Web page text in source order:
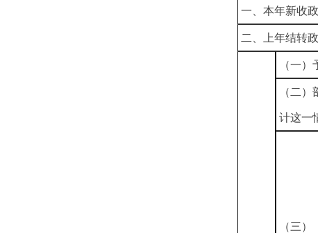
一、本年新收
二、上年结转
（一
（二
计这一
（三）